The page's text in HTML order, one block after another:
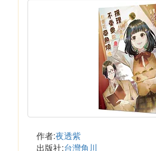
作者:夜透紫
出版社:台灣角川